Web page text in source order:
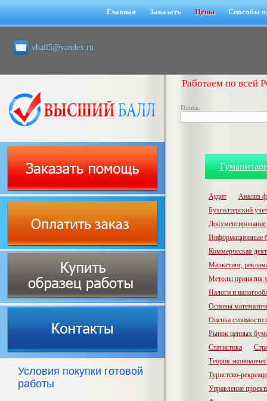
Главная Заказать Цены Способы
vball5@yandex.ru
Работаем по всей
Поиск:
Условия покупки готовой
работы
Аудит
Анализ
Бухгалтерский
Документирование
Информационные
Коммерческая
Маркетинг,
Методы принятия
Налоги и
Основы
Оценка стоимости
Рынок ценных
Статистика
Теория
Туристско-
Управление